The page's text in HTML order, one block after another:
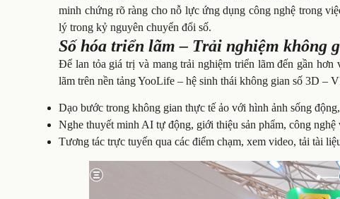
minh chứng rõ ràng cho nỗ lực ứng dụng công nghệ trong
lý trong kỷ nguyên chuyển đổi số.
Số hóa triển lãm – Trải nghiệm không
Để lan tỏa giá trị và mang trải nghiệm triển lãm đến gần
lãm trên nền tảng YooLife – hệ sinh thái không gian số 3D –
Dạo bước trong không gian thực tế ảo với hình ảnh sống
Nghe thuyết minh AI tự động, giới thiệu sản phẩm, công nghệ
Tương tác trực tuyến qua các điểm chạm, xem video, tải tài